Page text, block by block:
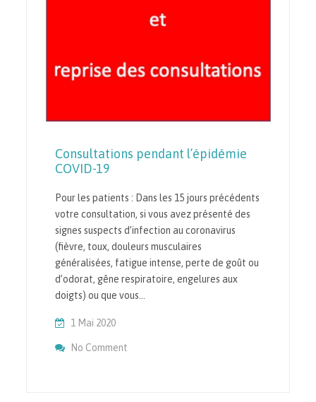
Consultations pendant l’épidémie
COVID-19
Pour les patients : Dans les 15 jours précédents
votre consultation, si vous avez présenté des
signes suspects d’infection au coronavirus
(fièvre, toux, douleurs musculaires
généralisées, fatigue intense, perte de goût ou
d’odorat, gêne respiratoire, engelures aux
doigts) ou que vous…
1 Mai 2020
No Comment